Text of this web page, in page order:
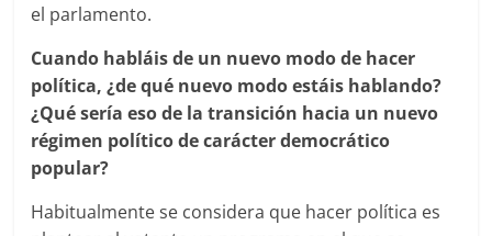
el parlamento.
Cuando habláis de un nuevo modo de hacer
política, ¿de qué nuevo modo estáis hablando?
¿Qué sería eso de la transición hacia un nuevo
régimen político de carácter democrático
popular?
Habitualmente se considera que hacer política es